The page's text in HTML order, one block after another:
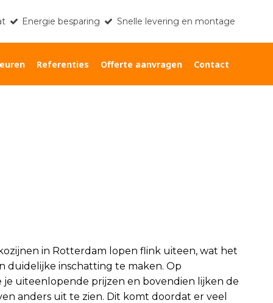
Energie besparing Snelle levering en montage
Referenties Offerte aanvragen Contact
in Rotterdam lopen flink uiteen, wat het
duidelijke inschatting te maken. Op
je uiteenlopende prijzen en bovendien lijken de
anders uit te zien. Dit komt doordat er veel